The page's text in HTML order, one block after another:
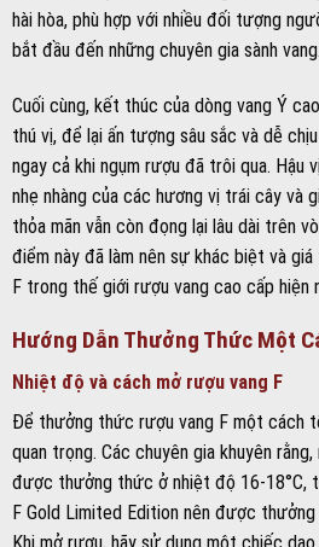
Hướng Dẫn Thưởng Thức Một
Để thưởng thức rượu vang F một cách
quan trọng. Các chuyên gia khuyên
được thưởng thức ở nhiệt độ 16-18°C,
F Gold Limited Edition nên được
Khi mở rượu, hãy sử dụng một chiếc
tránh làm hư hỏng nắp chai.
Cách decanting và thời gian để rượu
Decanting là một bước quan trọng
vang F. Bằng cách đổ rượu từ chai vào
giúp rượu “thở” và phát huy tối đa
cân bằng. Tùy thuộc vào từng phiên
khác nhau, từ 30 phút đến 1 giờ.